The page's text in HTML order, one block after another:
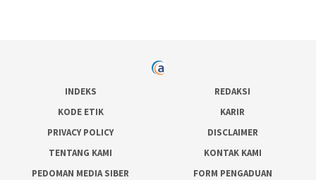
INDEKS
REDAKSI
KODE ETIK
KARIR
PRIVACY POLICY
DISCLAIMER
TENTANG KAMI
KONTAK KAMI
PEDOMAN MEDIA SIBER
FORM PENGADUAN